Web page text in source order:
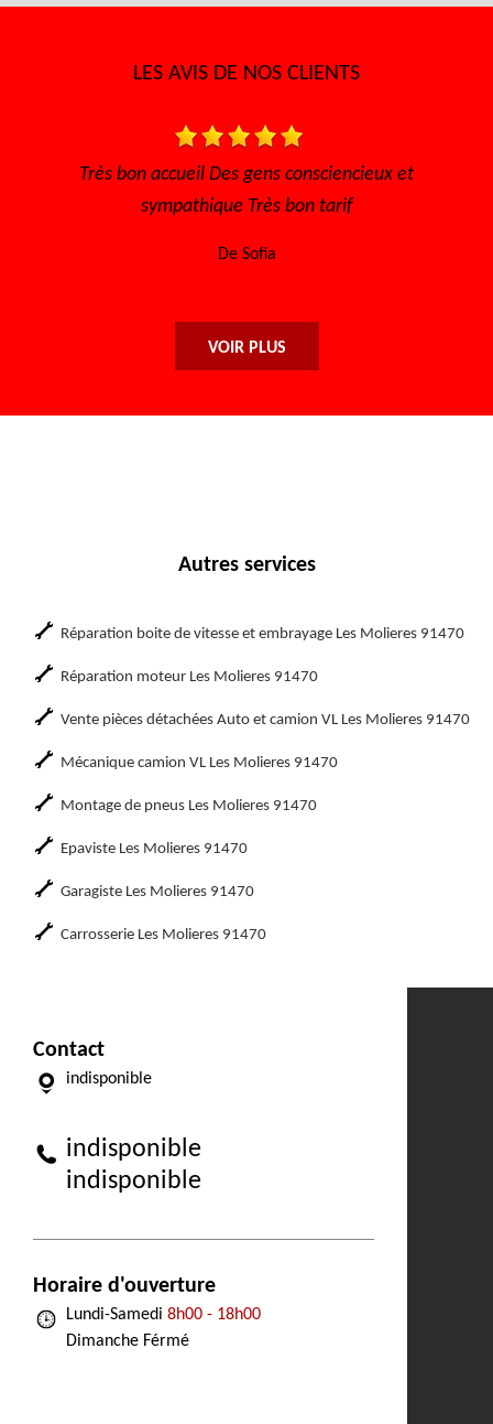
LES AVIS DE NOS CLIENTS
Très bon accueil Des gens consciencieux et
sympathique Très bon tarif
De Sofia
VOIR PLUS
Autres services
Réparation boite de vitesse et embrayage Les Molieres 91470
Réparation moteur Les Molieres 91470
Vente pièces détachées Auto et camion VL Les Molieres 91470
Mécanique camion VL Les Molieres 91470
Montage de pneus Les Molieres 91470
Epaviste Les Molieres 91470
Garagiste Les Molieres 91470
Carrosserie Les Molieres 91470
Contact
indisponible
indisponible
indisponible
Horaire d'ouverture
Lundi-Samedi 8h00 - 18h00
Dimanche Férmé